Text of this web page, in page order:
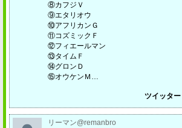
⑧カフジＶ
⑨エタリオウ
⑩アフリカンＧ
⑪コズミックＦ
⑫フィエールマン
⑬タイムＦ
⑭グロンＤ
⑮オウケンＭ…
ツイッター
リーマン@remanbro